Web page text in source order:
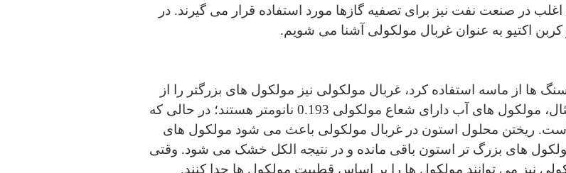
اغلب در صنعت نفت نیز برای تصفیه گازها مورد استفاده قرار می گیرند. در
و کربن اکتیو به عنوان غربال مولکولی آشنا می شویم.
ها از ماسه استفاده کرد، غربال مولکولی نیز مولکول های بزرگتر را از
مولکول های کوچک تر جدا می کند. به عنوان مثال، مولکول های آب دارای شعاع مولکولی 0.193 نانومتر هستند؛ در حالی که
دارای شعاع 0.308 نانومتر است. ریختن محلول استون در غربال مولکولی باعث می شود مولکول های
های بزرگ تر استون باقی مانده و در نتیجه الکل خشک می شود. وقتی
نیز می توانند مولکول ها را بر اساس قطبیت مولکول ها جدا کنند.